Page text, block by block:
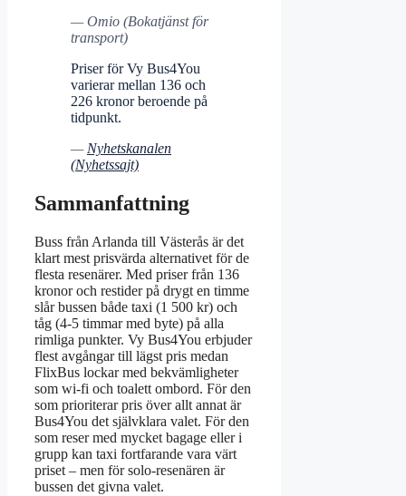
— Omio (Bokatjänst för
transport)
Priser för Vy Bus4You
varierar mellan 136 och
226 kronor beroende på
tidpunkt.
—Nyhetskanalen
(Nyhetssajt)
Sammanfattning
Buss från Arlanda till Västerås är det
klart mest prisvärda alternativet för de
flesta resenärer. Med priser från 136
kronor och restider på drygt en timme
slår bussen både taxi (1 500 kr) och
tåg (4-5 timmar med byte) på alla
rimliga punkter. Vy Bus4You erbjuder
flest avgångar till lägst pris medan
FlixBus lockar med bekvämligheter
som wi-fi och toalett ombord. För den
som prioriterar pris över allt annat är
Bus4You det självklara valet. För den
som reser med mycket bagage eller i
grupp kan taxi fortfarande vara värt
priset – men för solo-resenären är
bussen det givna valet.